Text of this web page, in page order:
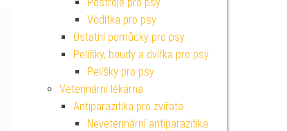
Vodítka pro psy
Ostatní pomůcky pro psy
Pelíšky, boudy a dvířka pro psy
Pelíšky pro psy
Veterinární lékárna
Antiparazitika pro zvířata
Neveterinární antiparazitika